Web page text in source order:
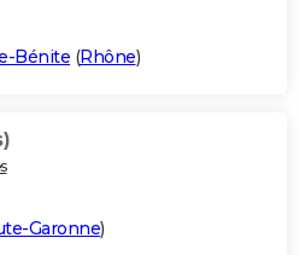
Bénite (Rhône)
Garonne)